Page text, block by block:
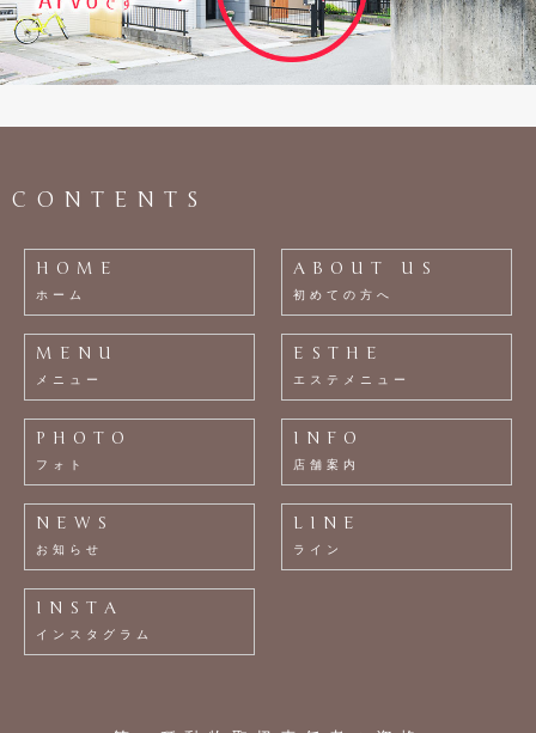
CONTENTS
HOME
ホーム
ABOUT US
初めての方へ
MENU
メニュー
ESTHE
エステメニュー
PHOTO
フォト
INFO
店舗案内
NEWS
お知らせ
LINE
ライン
INSTA
インスタグラム